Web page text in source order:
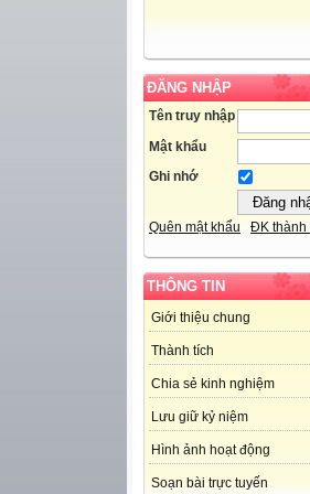
ĐĂNG NHẬP
Tên truy nhập
Mật khẩu
Ghi nhớ
Quên mật khẩu ĐK thành
THÔNG TIN
Giới thiệu chung
Thành tích
Chia sẻ kinh nghiệm
Lưu giữ kỷ niệm
Hình ảnh hoạt động
Soạn bài trực tuyến